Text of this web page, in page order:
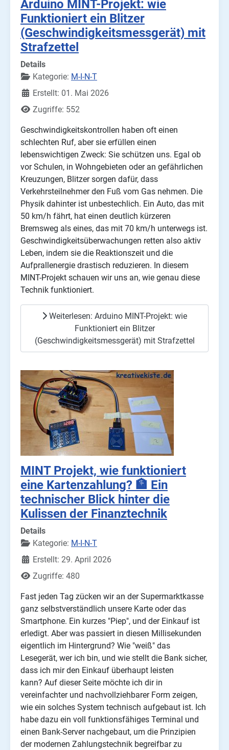
Arduino MINT-Projekt: wie
Funktioniert ein Blitzer
(Geschwindigkeitsmessgerät) mit
Strafzettel
Details
Kategorie: M-I-N-T
Erstellt: 01. Mai 2026
Zugriffe: 552
Geschwindigkeitskontrollen haben oft einen
schlechten Ruf, aber sie erfüllen einen
lebenswichtigen Zweck: Sie schützen uns. Egal ob
vor Schulen, in Wohngebieten oder an gefährlichen
Kreuzungen, Blitzer sorgen dafür, dass
Verkehrsteilnehmer den Fuß vom Gas nehmen. Die
Physik dahinter ist unbestechlich. Ein Auto, das mit
50 km/h fährt, hat einen deutlich kürzeren
Bremsweg als eines, das mit 70 km/h unterwegs ist.
Geschwindigkeitsüberwachungen retten also aktiv
Leben, indem sie die Reaktionszeit und die
Aufprallenergie drastisch reduzieren. In diesem
MINT-Projekt schauen wir uns an, wie genau diese
Technik funktioniert.
Weiterlesen: Arduino MINT-Projekt: wie
Funktioniert ein Blitzer
(Geschwindigkeitsmessgerät) mit Strafzettel
MINT Projekt, wie funktioniert
eine Kartenzahlung? 🏦 Ein
technischer Blick hinter die
Kulissen der Finanztechnik
Details
Kategorie: M-I-N-T
Erstellt: 29. April 2026
Zugriffe: 480
Fast jeden Tag zücken wir an der Supermarktkasse
ganz selbstverständlich unsere Karte oder das
Smartphone. Ein kurzes "Piep", und der Einkauf ist
erledigt. Aber was passiert in diesen Millisekunden
eigentlich im Hintergrund? Wie "weiß" das
Lesegerät, wer ich bin, und wie stellt die Bank sicher,
dass ich mir den Einkauf überhaupt leisten
kann? Auf dieser Seite möchte ich dir in
vereinfachter und nachvollziehbarer Form zeigen,
wie ein solches System technisch aufgebaut ist. Ich
habe dazu ein voll funktionsfähiges Terminal und
einen Bank-Server nachgebaut, um die Prinzipien
der modernen Zahlungstechnik begreifbar zu